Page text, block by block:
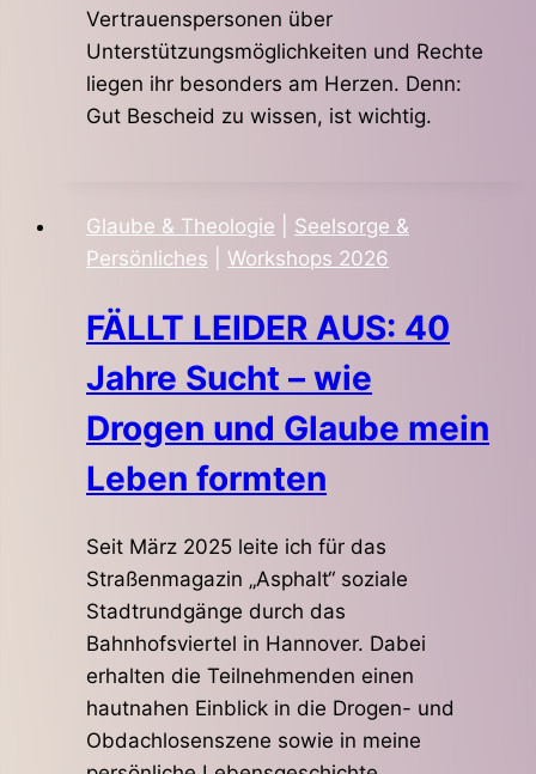
Vertrauenspersonen über
Unterstützungsmöglichkeiten und Rechte
liegen ihr besonders am Herzen. Denn:
Gut Bescheid zu wissen, ist wichtig.
Glaube & Theologie
Seelsorge &
Persönliches
Workshops 2026
FÄLLT LEIDER AUS: 40
Jahre Sucht – wie
Drogen und Glaube mein
Leben formten
Seit März 2025 leite ich für das
Straßenmagazin „Asphalt“ soziale
Stadtrundgänge durch das
Bahnhofsviertel in Hannover. Dabei
erhalten die Teilnehmenden einen
hautnahen Einblick in die Drogen- und
Obdachlosenszene sowie in meine